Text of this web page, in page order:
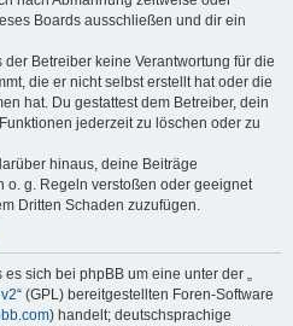
Boards ausschließen und dir ein
der Betreiber keine Verantwortung für die
die er nicht selbst erstellt hat oder die
hat. Du gestattest dem Betreiber, dein
jederzeit zu löschen oder zu
hinaus, deine Beiträge
o. g. Regeln verstoßen oder geeignet
Dritten Schaden zuzufügen.
sich bei phpBB um eine unter der „
“ (GPL) bereitgestellten Foren-Software
) handelt; deutschsprachige